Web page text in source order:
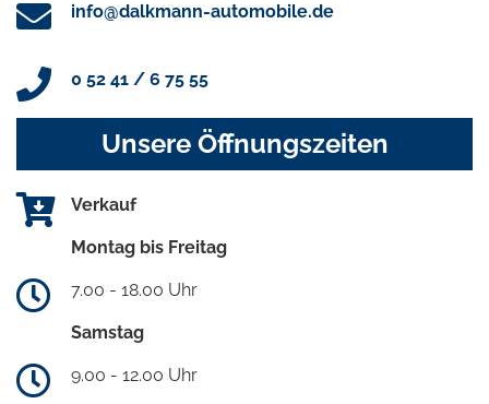
info@dalkmann-automobile.de
0 52 41 / 6 75 55
Unsere Öffnungszeiten
Verkauf
Montag bis Freitag
7.00 - 18.00 Uhr
Samstag
9.00 - 12.00 Uhr